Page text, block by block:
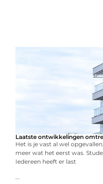
Laatste ontwikkelingen
Het is je vast al wel
meer wat het eerst was.
Iedereen heeft er last
...